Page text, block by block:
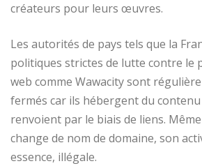
créateurs pour leurs œuvres.
Les autorités de pays tels que la
politiques strictes de lutte contre le
web comme Wawacity sont
fermés car ils hébergent du
renvoient par le biais de liens.
change de nom de domaine, son
essence, illégale.